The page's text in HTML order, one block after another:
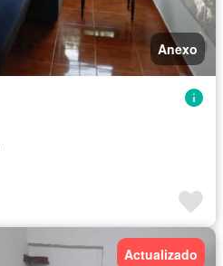
Anexo
Actualizado